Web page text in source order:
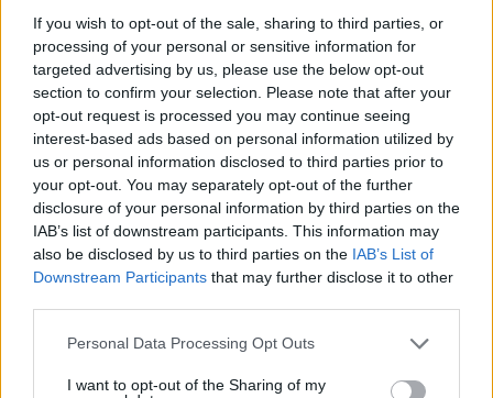
If you wish to opt-out of the sale, sharing to third parties, or
processing of your personal or sensitive information for
targeted advertising by us, please use the below opt-out
section to confirm your selection. Please note that after your
opt-out request is processed you may continue seeing
interest-based ads based on personal information utilized by
us or personal information disclosed to third parties prior to
your opt-out. You may separately opt-out of the further
disclosure of your personal information by third parties on the
IAB’s list of downstream participants. This information may
also be disclosed by us to third parties on the IAB’s List of
Downstream Participants that may further disclose it to other
Please note that this website/app uses one or more Google
not limited to your visit or usage behaviour. You may click to
Personal Data Processing Opt Outs
I want to opt-out of the Sharing of my
τη λειτουργία των συστημάτων της κάψουλας,
τόσο κατά την παραμονή στην τροχιά της Γης
όσο και κατά τη διάρκεια του ταξιδιού προς τη
Σελήνη.
Ένα από τα επόμενα σημαντικά ορόσημα της
αποστολής θα είναι η δοκιμή του Orion, με το
πλήρωμα να προσπαθεί να το "δοκιμάσει" για
πρώτη φορά, μετά από λίγες ώρες πτήσης. Το
σύστημα πρόωσης θα προσφέρει μερικές
ώθησεις στην κάψουλα, και στη συνέχεια θα
αποχωρήσει. Όταν η κάψουλα και το πλήρωμα